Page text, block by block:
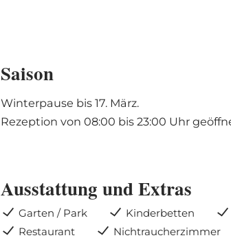
Saison
Winterpause bis 17. März.
Rezeption von 08:00 bis 23:00 Uhr
Ausstattung und Extras
Garten / Park Kinderbetten
Restaurant
Nichtraucherzimmer